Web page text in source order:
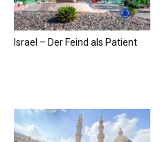
Israel – Der Feind als Patient